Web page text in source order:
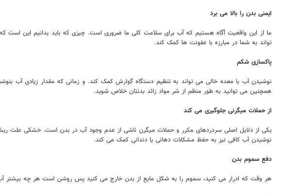
ایمنی بدن را بالا می برد
ما از این واقعیت آگاه هستیم که آب برای سلامت کلی ما ضروری است. چیزی که باید بدانیم این
تواند به شما در مبارزه با عفونت ها کمک کند.
پاکسازی شکم
نوشیدن آب با معده خالی می تواند به تنظیم دستگاه گوارش کمک کند. و زمانی که مقدار زیادی آب
همچنین می توانید به طور منظم از شر مواد زائد بدنتان خلاص شوید.
از حملات میگرنی جلوگیری می کند
یکی از دلایل اصلی سردردهای مکرر و حملات میگرن ناشی از عدم وجود آب در بدن است. خشکی علت
نوشیدن آب کافی نیز به حفظ مشکلات دهانی یا دندانی کمک می کند.
دفع سموم بدن
هر وقت که ادرار می کنید، سموم را به شکل مایع از بدن خارج می کنید پس روشن است هر چه بیشتر